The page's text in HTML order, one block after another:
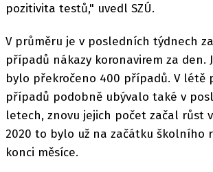
pozitivita testů," uvedl SZÚ.
V průměru je v posledních týdnech
případů nákazy koronavirem za den.
bylo překročeno 400 případů. V létě
případů podobně ubývalo také v
letech, znovu jejich počet začal růst
2020 to bylo už na začátku školního
konci měsíce.